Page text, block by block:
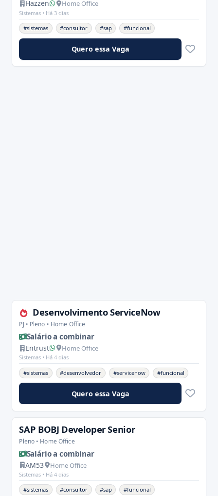
Hazzen Home Office
Sistemas • Há 3 dias
#sistemas #consultor #sap #funcional
Quero essa Vaga
Desenvolvimento ServiceNow
PJ • Pleno • Home Office
Salário a combinar
Entrust Home Office
Sistemas • Há 4 dias
#sistemas #desenvolvedor #servicenow #funcional
Quero essa Vaga
SAP BOBJ Developer Senior
Pleno • Home Office
Salário a combinar
AM53 Home Office
Sistemas • Há 4 dias
#sistemas #consultor #sap #funcional